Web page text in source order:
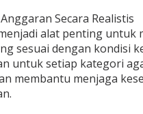
Secara Realistis
alat penting untuk
sesuai dengan kondisi
untuk setiap kategori
membantu menjaga